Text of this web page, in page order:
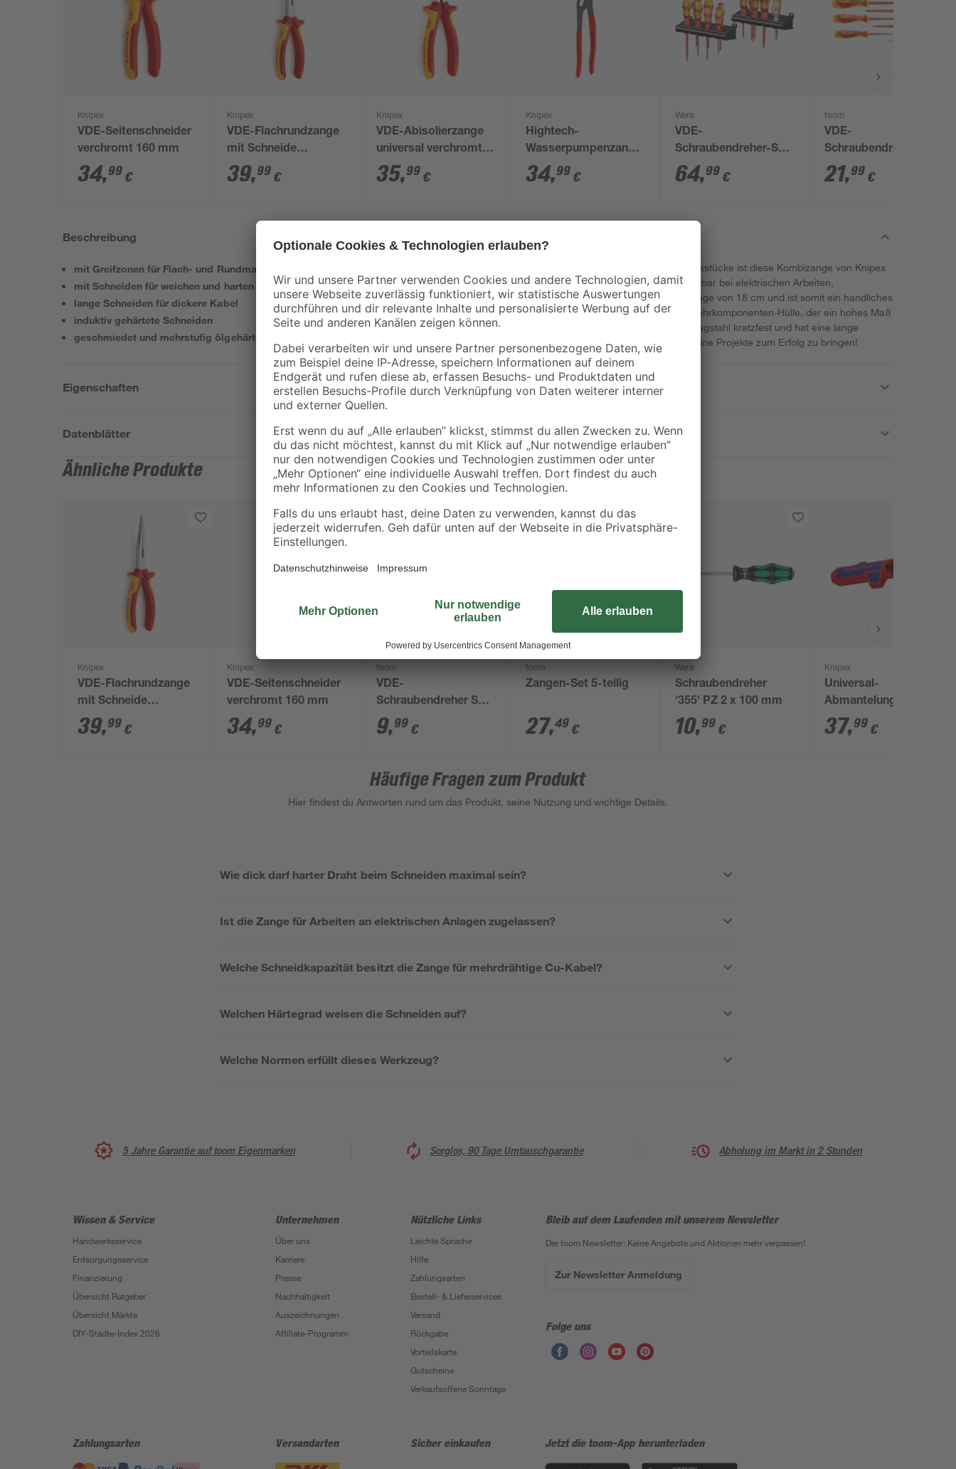
Knipex
VDE-Seitenschneider
verchromt 160 mm
34,99 €
Knipex
VDE-Flachrundzange
mit Schneide
verchromt 200 mm
39,99 €
Knipex
VDE-Abisolierzange
universal verchromt
rot/gelb 160 mm
35,99 €
Knipex
Hightech-
Wasserpumpenzange
'Cobra®' 250 mm
34,99 €
Wera
VDE-
Schraubendreher-Set
'Kraftform Big Pack
100' PH/PZ/PZ-
64,99 €
toom
VDE-
Schraubendreher-Set
PH/SL, 6-teilig
21,99 €
Beschreibung
mit Greifzonen für Flach- und Rundmaterial für vielseitigen Einsatz
mit Schneiden für weichen und harten Draht
lange Schneiden für dickere Kabel
induktiv gehärtete Schneiden
geschmiedet und mehrstufig ölgehärtet
Zum Greifen, Schneiden und Biegen deiner Werkstücke ist diese Kombizange von Knipex
das passende Werkzeug. Sie ist vielseitig einsetzbar bei elektrischen Arbeiten,
Reparaturen, und im Handwerk. Sie hat eine Länge von 18 cm und ist somit ein handliches
Instrument. Ein Vorteil ist zudem der Griff aus Mehrkomponenten-Hülle, der ein hohes Maß
an Komfort bietet. Dazu ist der Kopf aus Werkzeugstahl kratzfest und hat eine lange
Lebensdauer. Also hol dir jetzt die Zange, um deine Projekte zum Erfolg zu bringen!
Eigenschaften
Datenblätter
Ähnliche Produkte
Knipex
VDE-Flachrundzange
mit Schneide
verchromt 200 mm
39,99 €
Knipex
VDE-Seitenschneider
verchromt 160 mm
34,99 €
toom
VDE-
Schraubendreher SL
5,5 x 1 x 125 mm
9,99 €
Bestseller
toom
Zangen-Set 5-teilig
27,49 €
Wera
Schraubendreher
'355' PZ 2 x 100 mm
10,99 €
Knipex
Universal-
Abmantelungswerkzeug
'ErgoStrip®' 135 mm
37,99 €
Häufige Fragen zum Produkt
Hier findest du Antworten rund um das Produkt, seine Nutzung und wichtige Details.
Wie dick darf harter Draht beim Schneiden maximal sein?
Ist die Zange für Arbeiten an elektrischen Anlagen zugelassen?
Welche Schneidkapazität besitzt die Zange für mehrdrähtige Cu-Kabel?
Welchen Härtegrad weisen die Schneiden auf?
Welche Normen erfüllt dieses Werkzeug?
5 Jahre Garantie auf toom Eigenmarken Sorglos, 90 Tage Umtauschgarantie Abholung im Markt in 2 Stunden
Wissen & Service
Handwerksservice
Entsorgungsservice
Finanzierung
Übersicht Ratgeber
Übersicht Märkte
DIY-Städte-Index 2026
Unternehmen
Über uns
Karriere
Presse
Nachhaltigkeit
Auszeichnungen
Affiliate-Programm
Nützliche Links
Leichte Sprache
Hilfe
Zahlungsarten
Bestell- & Lieferservices
Versand
Rückgabe
Vorteilskarte
Gutscheine
Verkaufsoffene Sonntage
Bleib auf dem Laufenden mit unserem Newsletter
Der toom Newsletter: Keine Angebote und Aktionen mehr verpassen!
Zur Newsletter Anmeldung
Folge uns
Zahlungsarten Versandarten Sicher einkaufen Jetzt die toom-App herunterladen